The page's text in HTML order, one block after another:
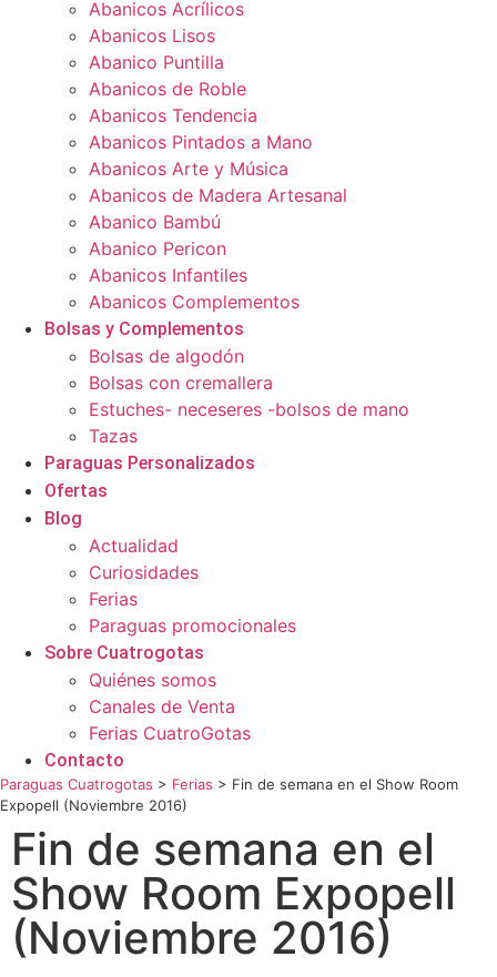
Abanicos Acrílicos
Abanicos Lisos
Abanico Puntilla
Abanicos de Roble
Abanicos Tendencia
Abanicos Pintados a Mano
Abanicos Arte y Música
Abanicos de Madera Artesanal
Abanico Bambú
Abanico Pericon
Abanicos Infantiles
Abanicos Complementos
Bolsas y Complementos
Bolsas de algodón
Bolsas con cremallera
Estuches- neceseres -bolsos de mano
Tazas
Paraguas Personalizados
Ofertas
Blog
Actualidad
Curiosidades
Ferias
Paraguas promocionales
Sobre Cuatrogotas
Quiénes somos
Canales de Venta
Ferias CuatroGotas
Contacto
Paraguas Cuatrogotas > Ferias > Fin de semana en el Show Room
Expopell (Noviembre 2016)
Fin de semana en el
Show Room Expopell
(Noviembre 2016)